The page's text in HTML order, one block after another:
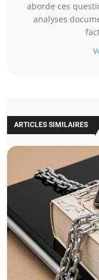
aborde ces
analyses
ARTICLES SIMILAIRES